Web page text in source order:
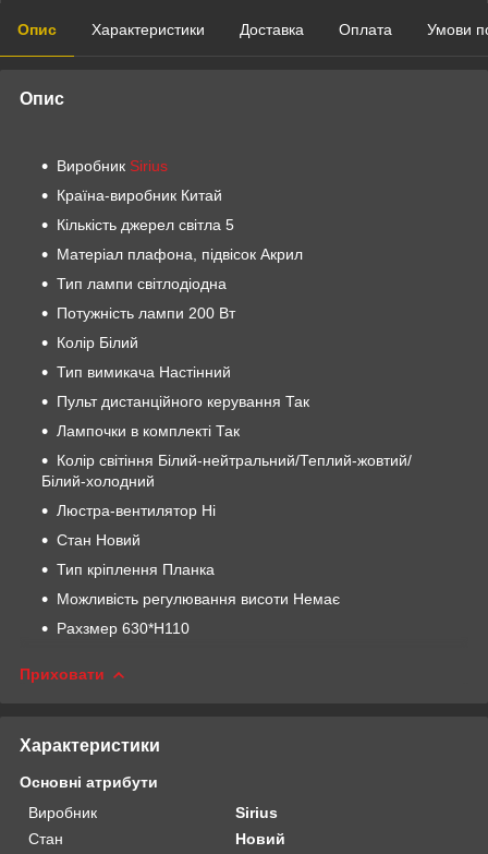
Опис Характеристики Доставка Оплата Умови
Опис
Виробник Sirius
Країна-виробник Китай
Кількість джерел світла 5
Матеріал плафона, підвісок Акрил
Тип лампи світлодіодна
Потужність лампи 200 Вт
Колір Білий
Тип вимикача Настінний
Пульт дистанційного керування Так
Лампочки в комплекті Так
Колір світіння Білий-нейтральний/Теплий-жовтий/
Білий-холодний
Люстра-вентилятор Ні
Стан Новий
Тип кріплення Планка
Можливість регулювання висоти Немає
Рахзмер 630*H110
Приховати
Характеристики
Основні атрибути
Виробник
Sirius
Стан
Новий